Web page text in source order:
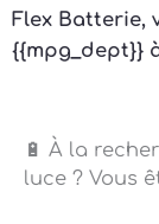
{{mpg_dept}}
luce ? Vous